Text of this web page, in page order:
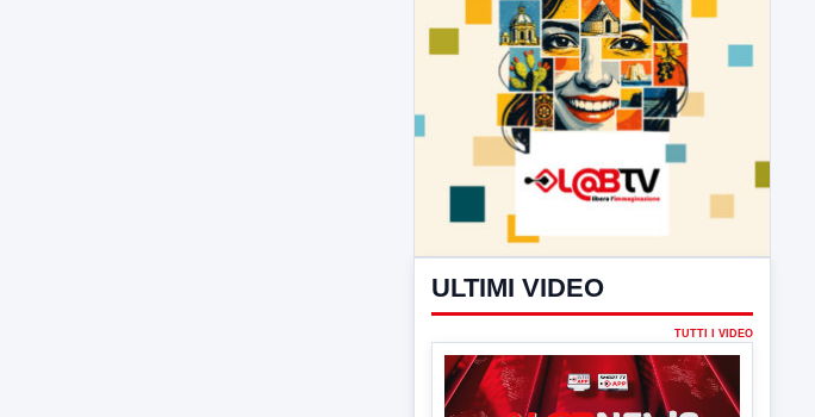
7 AGOSTO 2026
LabNews del 6 agosto 2026
In studio Enzo colarusso